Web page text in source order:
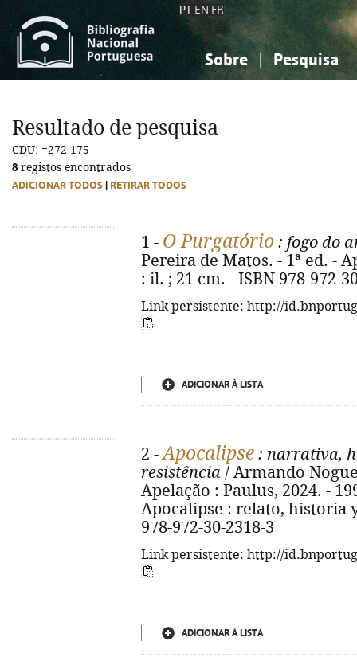
PT EN FR
Sobre Pesquisa
Ciências sociais...
Ciências sociais...
Resultado de pesquisa
CDU: =272-175
8 registos encontrados
ADICIONAR TODOS RETIRAR TODOS
1 - O Purgatório : fogo do
Pereira de Matos. - 1ª ed. -
: il. ; 21 cm. - ISBN 978-972-
Link persistente: http://
ADICIONAR À LISTA
2 -Apocalipse : narrativa,
resistência / Armando
Apelação : Paulus, 2024. -
Apocalipse : relato, historia
978-972-30-2318-3
Link persistente: http://
ADICIONAR À LISTA